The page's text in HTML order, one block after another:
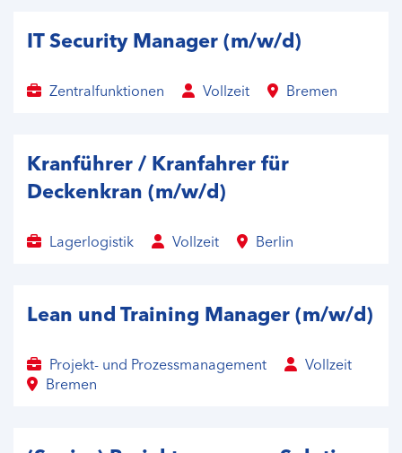
IT Security Manager (m/w/d)
Zentralfunktionen Vollzeit Bremen
Kranführer / Kranfahrer für
Deckenkran (m/w/d)
Lagerlogistik Vollzeit Berlin
Lean und Training Manager (m/w/d)
Projekt- und Prozessmanagement
Vollzeit
Bremen